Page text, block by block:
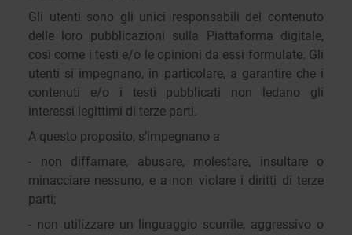
Gli utenti sono gli unici responsabili del contenuto
delle loro pubblicazioni sulla Piattaforma digitale,
così come i testi e/o le opinioni da essi formulate. Gli
utenti si impegnano, in particolare, a garantire che i
contenuti e/o i testi pubblicati non ledano gli
interessi legittimi di terze parti.
A questo proposito, s’impegnano a
- non diffamare, abusare, molestare, insultare o
minacciare nessuno, e a non violare i diritti di terze
parti;
- non utilizzare un linguaggio scurrile, aggressivo o